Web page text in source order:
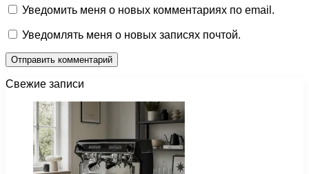
Уведомить меня о новых комментариях по email.
Уведомлять меня о новых записях почтой.
Свежие записи